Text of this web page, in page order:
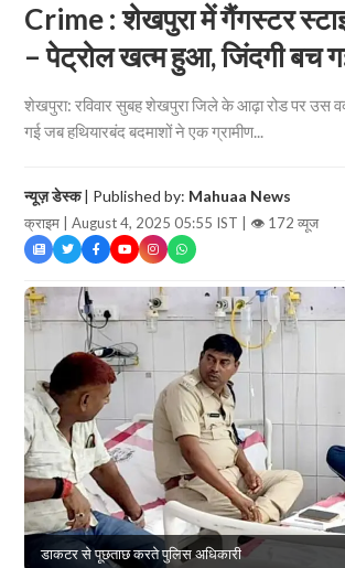
Crime : शेखपुरा में गैंगस्टर
– पेट्रोल खत्म हुआ, जिंदगी बच
शेखपुरा: रविवार सुबह शेखपुरा जिले के आढ़ा रोड पर उस
गई जब हथियारबंद बदमाशों ने एक ग्रामीण...
न्यूज़ डेस्क| Published by: Mahuaa News
क्राइम | August 4, 2025 05:55 IST | 👁 172 व्यूज
डाकटर से पूछताछ करते पुलिस अधिकारी